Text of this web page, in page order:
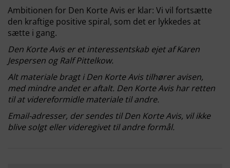
Ambitionen for Den Korte Avis er klar: Vi vil fortsætte
den kraftige positive spiral, som det er lykkedes at
sætte i gang.
Den Korte Avis er et interessentskab ejet af Karen
Jespersen og Ralf Pittelkow.
Alt materiale bragt i Den Korte Avis tilhører avisen,
med mindre andet er aftalt. Den Korte Avis har retten
til at videreformidle materiale til andre.
Email-adresser, der sendes til Den Korte Avis, vil ikke
blive solgt eller videregivet til andre formål.